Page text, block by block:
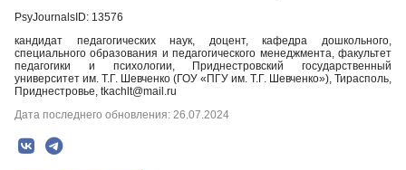
PsyJournalsID: 13576
кандидат педагогических наук, доцент, кафедра дошкольного,
специального образования и педагогического менеджмента, факультет
педагогики и психологии, Приднестровский государственный
университет им. Т.Г. Шевченко (ГОУ «ПГУ им. Т.Г. Шевченко»), Тирасполь,
Приднестровье, tkachlt@mail.ru
Дата последнего обновления: 26.07.2024